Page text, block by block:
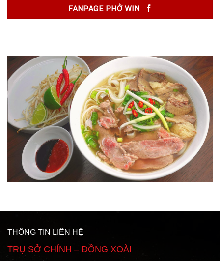
FANPAGE PHỞ WIN
THÔNG TIN LIÊN HỆ
TRỤ SỞ CHÍNH – ĐỒNG XOÀI